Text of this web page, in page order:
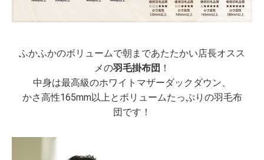
ふかふかのボリュームで朝まであたたかい店長オスス
メの羽毛掛布団 ！
中身は最高級のホワイトマザーダックダウン、
かさ高性165mm以上とボリュームたっぷりの羽毛布
団です！